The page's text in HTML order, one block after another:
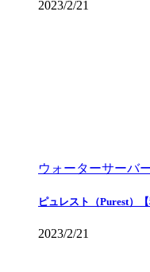
2023/2/21
ウォーターサーバ
ピュレスト（Purest）
2023/2/21